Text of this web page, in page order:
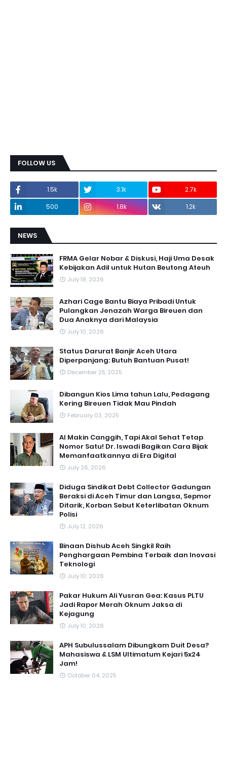
FOLLOW US
1.5k 3.1k
2.7k
500
1.8k 1.2k
NEWS
FRMA Gelar Nobar & Diskusi, Haji Uma Desak
Kebijakan Adil untuk Hutan Beutong Ateuh
July 19, 2026
Azhari Cage Bantu Biaya Pribadi Untuk
Pulangkan Jenazah Warga Bireuen dan
Dua Anaknya dari Malaysia
July 10, 2026
Status Darurat Banjir Aceh Utara
Diperpanjang: Butuh Bantuan Pusat!
December 25, 2025
Dibangun Kios Lima tahun Lalu, Pedagang
Kering Bireuen Tidak Mau Pindah
February 03, 2025
AI Makin Canggih, Tapi Akal Sehat Tetap
Nomor Satu! Dr. Iswadi Bagikan Cara Bijak
Memanfaatkannya di Era Digital
July 26, 2026
Diduga Sindikat Debt Collector Gadungan
Beraksi di Aceh Timur dan Langsa, Sepmor
Ditarik, Korban Sebut Keterlibatan Oknum
Polisi
July 12, 2026
Binaan Dishub Aceh Singkil Raih
Penghargaan Pembina Terbaik dan Inovasi
Teknologi
July 10, 2026
Pakar Hukum Ali Yusran Gea: Kasus PLTU
Jadi Rapor Merah Oknum Jaksa di
Kejagung
July 10, 2026
APH Subulussalam Dibungkam Duit Desa?
Mahasiswa & LSM Ultimatum Kejari 5x24
Jam!
October 04, 2025